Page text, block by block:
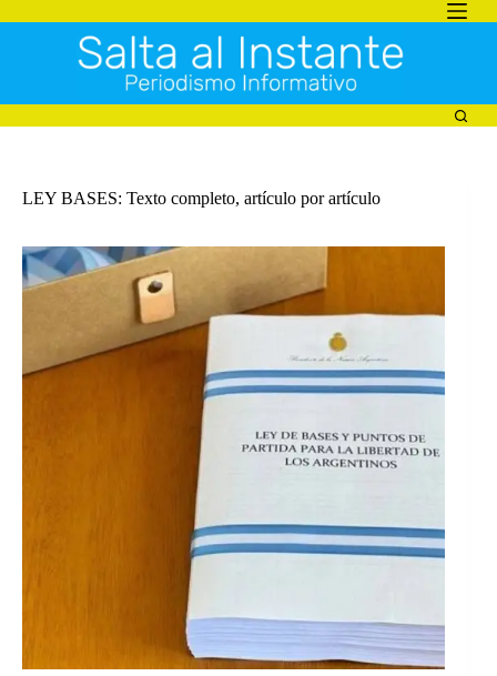
al
LEY BASES: Texto completo, artículo por artículo